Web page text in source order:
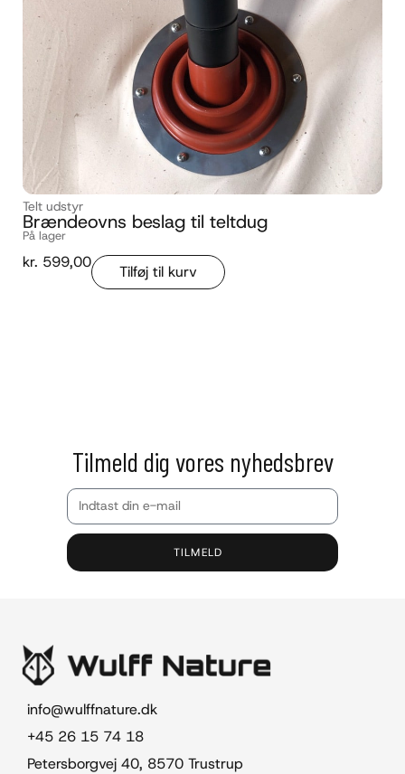
Telt udstyr
Brændeovns beslag til teltdug
På lager
kr. 599,00
Tilføj til kurv
Tilmeld dig vores nyhedsbrev
TILMELD
info@wulffnature.dk
+45 26 15 74 18
Petersborgvej 40, 8570 Trustrup